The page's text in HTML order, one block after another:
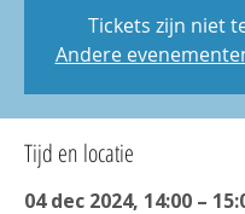
Tickets zijn niet
Andere
Tijd en locatie
04 dec 2024, 14:00 –